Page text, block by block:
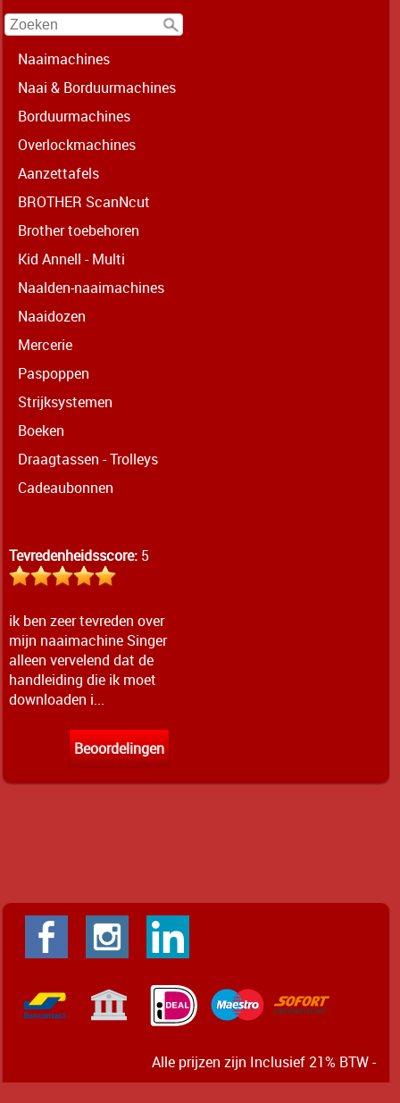
Naaimachines
Naai & Borduurmachines
Borduurmachines
Overlockmachines
Aanzettafels
BROTHER ScanNcut
Brother toebehoren
Kid Annell - Multi
Naalden-naaimachines
Naaidozen
Mercerie
Paspoppen
Strijksystemen
Boeken
Draagtassen - Trolleys
Cadeaubonnen
Tevredenheidsscore: 5
ik ben zeer tevreden over
mijn naaimachine Singer
alleen vervelend dat de
handleiding die ik moet
downloaden i...
Beoordelingen
Alle prijzen zijn Inclusief 21% BTW -